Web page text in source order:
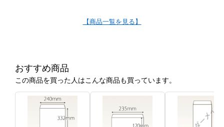
【商品一覧を見る】
おすすめ商品
この商品を買った人はこんな商品も買っています。